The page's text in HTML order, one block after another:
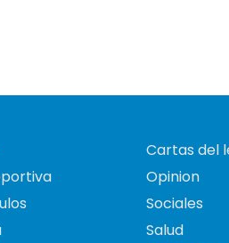
Cartas del
Opinion
Sociales
Salud